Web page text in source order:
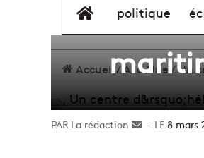
élément de menu
politique
Accueil / A la Une /Un
Un
La rédaction
Envoyer8 mars